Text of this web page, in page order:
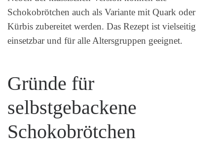
Schokobrötchen auch als Variante mit Quark oder
Kürbis zubereitet werden. Das Rezept ist vielseitig
einsetzbar und für alle Altersgruppen geeignet.
Gründe für
selbstgebackene
Schokobrötchen